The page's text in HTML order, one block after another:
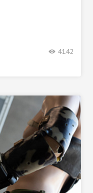
4142